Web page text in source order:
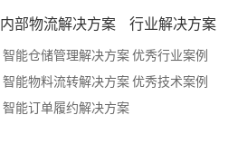
内部物流解决方案
智能仓储管理解决方案
智能物料流转解决方案
智能订单履约解决方案
行业解决方案
优秀行业案例
优秀技术案例